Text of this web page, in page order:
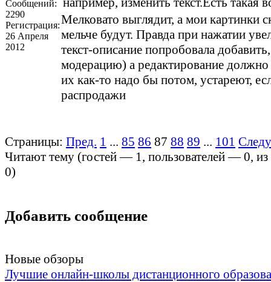
Сообщений:
2290
Регистрация:
26 Апреля
2012
Мелковато выглядит, а мои картинки
мельче будут. Правда при нажатии
текст-описание попробовала
модерацию) а редактирование должно
их как-то надо бы потом, устареют,
распродажи
Страницы: Пред. 1 ... 85 86 87 88 89 ... 101
Читают тему (гостей — 1, пользователей —0,
0)
Добавить сообщение
Новые обзоры
Лучшие онлайн-школы дистанционного